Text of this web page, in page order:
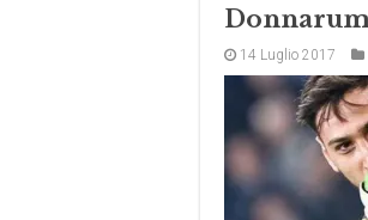
14 Luglio 2017